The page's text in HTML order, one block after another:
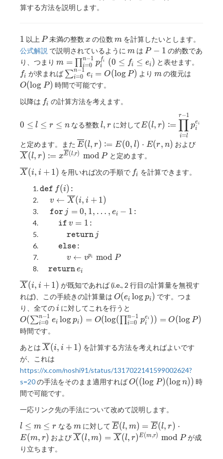
{e_i}
P)(\log
算する方法を説明します。
1
1 以上 P
P 未満の整数x
x の位数m
m を計算したいとします。
公式解説 で説明されているように m
m は P-
1
P − 1 の約数であ
り、つまり m=\prod
_ {i=0}
^ {n-1} p
_ i ^ {f _
i}\
i\leq e _
i)
m = ∏i=0
n−1
pi
fi (0 ≤ fi ≤ ei ) と表せます。
fi が求まれば \sum _
{i =
{n - 1}
O(\log
∑i=0
n−1
ei = O(log P) より m
mの復元は
O(log P) 時間で可能です。
以降は f
i
fi の計算方法を考えます。
l\leq
n
0 ≤ l ≤ r ≤ n なる整数l, r に対して
\displaystyle
E(l,r)\coloneqq
\prod _ {i = l}
^ {r - 1} p _ i ^
{e _ i}
E(l, r) :=
i=l
∏
r−1
pi
ei
と定めます。また \displaystyle
\overline{E}
E(0,l)\cdot
E(l, r) := E(0, l) ⋅ E(r, n) および
X (l, r) := xE(l,r) mod P と定めます。
\overline{X}
X (i, i + 1) を用いれば次の手順で f_i
fi を計算できます。
\mathtt{def}
def f(i)\colon
f(i) :
\quad
v\gets
\overline{X}
(i,i+1)
v ← X (i, i + 1)
\quad
\mathtt{for}
for j=0,1,\ldots,e_i-
1\colon
j = 0, 1, … , ei − 1 :
\quad\quad
\mathtt{if}
if v=1\colon
v = 1 :
\quad\quad\quad
\mathtt{return}
return j
j
\quad\quad
\mathtt{else}\colon
else :
\quad\quad\quad
v\gets
v ^
\bmod
P
v ← vpi mod P
\quad\mathtt{return}
returne_i
ei
\overline{X}
(i,i+1)
X (i, i + 1) が既知であれば (i.e., 2 行目の計算量を無視す
れば)、この手続きの計算量は O(e_i
\log
p_i)
O(ei log pi ) です。つま
り、全てのi
i に対してこれを行うと
_ {i =
0} ^ {n
i \log p
O(\log
(\prod
_ {i =
- 1} p _
i})) =
O(\log
O( ∑i=0
n−1
ei logpi ) = O(log( ∏i=0
n−1
pi
ei ) ) = O(logP )
時間です。
あとは \overline{X}
(i,i+1)
X (i, i + 1) を計算する方法を考えればよいです
が、これは
https://x.com/noshi91/status/1317022141599002624?
s=20の手法をそのまま適用すればO((\log
O((log P)(logn) ) 時
間で可能です。
一応リンク先の手法について改めて説明します。
l\leq
m\leq
r
l ≤ m ≤ r なる m
mに対して \displaystyle
\overline{E}
(l,m) =
E(l, m) = E(l, r) ⋅
E(m, r) および\overline{X}
X (l, m) = X (l, r)E(m,r) mod P が成
り立ちます。